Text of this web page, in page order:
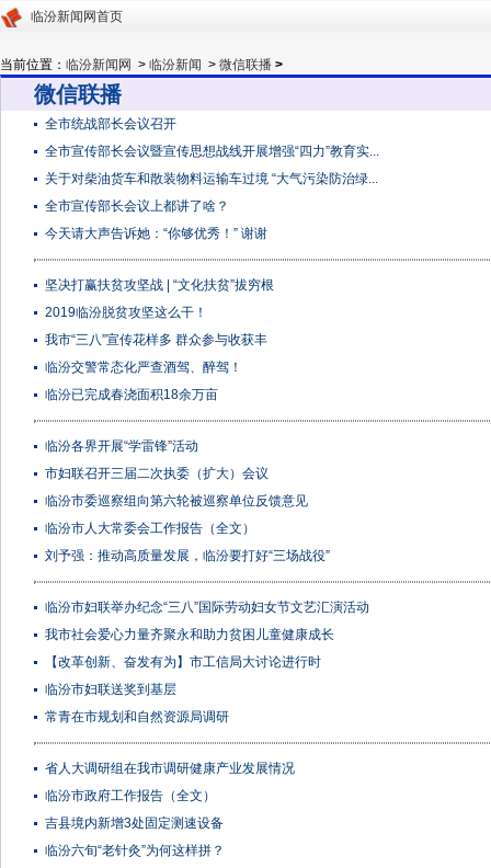
临汾新闻网首页
当前位置： 临汾新闻网 > 临汾新闻 > 微信联播 >
微信联播
全市统战部长会议召开
全市宣传部长会议暨宣传思想战线开展增强“四力”教育实...
关于对柴油货车和散装物料运输车过境 “大气污染防治绿...
全市宣传部长会议上都讲了啥？
今天请大声告诉她：“你够优秀！” 谢谢
坚决打赢扶贫攻坚战 | “文化扶贫”拔穷根
2019临汾脱贫攻坚这么干！
我市“三八”宣传花样多 群众参与收获丰
临汾交警常态化严查酒驾、醉驾！
临汾已完成春浇面积18余万亩
临汾各界开展“学雷锋”活动
市妇联召开三届二次执委（扩大）会议
临汾市委巡察组向第六轮被巡察单位反馈意见
临汾市人大常委会工作报告（全文）
刘予强：推动高质量发展，临汾要打好“三场战役”
临汾市妇联举办纪念“三八”国际劳动妇女节文艺汇演活动
我市社会爱心力量齐聚永和助力贫困儿童健康成长
【改革创新、奋发有为】市工信局大讨论进行时
临汾市妇联送奖到基层
常青在市规划和自然资源局调研
省人大调研组在我市调研健康产业发展情况
临汾市政府工作报告（全文）
吉县境内新增3处固定测速设备
临汾六旬“老针灸”为何这样拼？